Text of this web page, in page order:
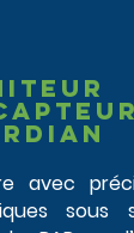
avec
sous